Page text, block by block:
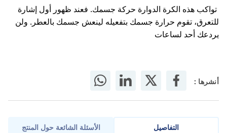
تواكب هذه الكرة الدوارة حركة جسمك. فعند ظهور أول إشارة
للتعرق، تقوم حرارة جسمك بتفعيله لينعش جسمك بالعطر. ولن
يردعك أحد لساعات
أنشرها :
التفاصيل الأسئلة الشائعة حول المنتج